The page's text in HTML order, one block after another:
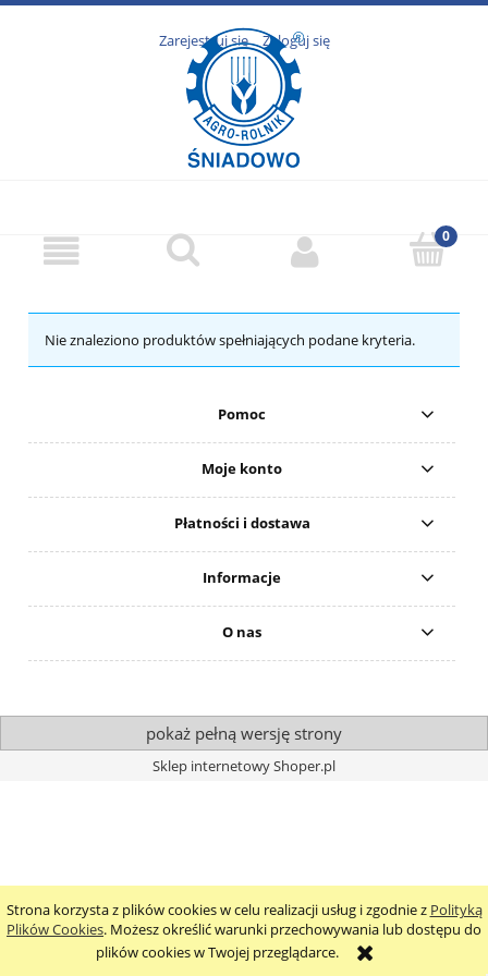
Strona korzysta z plików cookies w celu realizacji usług i zgodnie z Polityką
Plików Cookies. Możesz określić warunki przechowywania lub dostępu do
plików cookies w Twojej przeglądarce.
Zarejestruj się Zaloguj się
Nie znaleziono produktów spełniających podane kryteria.
Pomoc
Moje konto
Płatności i dostawa
Informacje
O nas
pokaż pełną wersję strony
Sklep internetowy Shoper.pl